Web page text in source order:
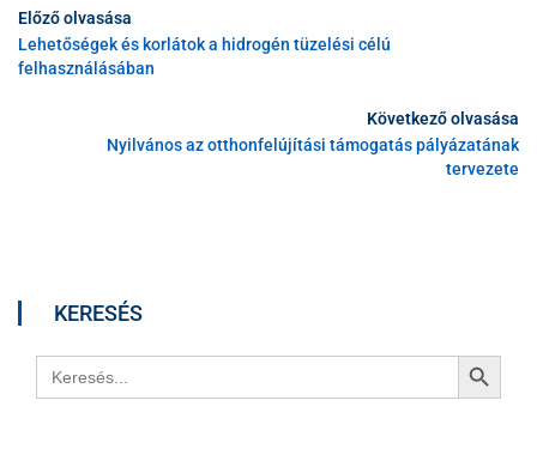
Előző olvasása
Lehetőségek és korlátok a hidrogén tüzelési célú
felhasználásában
Következő olvasása
Nyilvános az otthonfelújítási támogatás pályázatának
tervezete
KERESÉS
Search
for:
Search Button